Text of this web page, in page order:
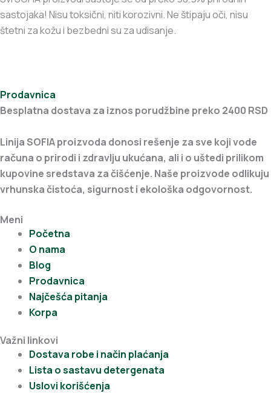
sastojaka! Nisu toksični, niti korozivni. Ne štipaju oči, nisu
štetni za kožu i bezbedni su za udisanje.
Prodavnica
Besplatna dostava za iznos porudžbine preko 2400 RSD
Linija SOFIA proizvoda donosi rešenje za sve koji vode
računa o prirodi i zdravlju ukućana, ali i o uštedi prilikom
kupovine sredstava za čišćenje. Naše proizvode odlikuju
vrhunska čistoća, sigurnost i ekološka odgovornost.
Meni
Početna
O nama
Blog
Prodavnica
Najčešća pitanja
Korpa
Važni linkovi
Dostava robe i način plaćanja
Lista o sastavu detergenata
Uslovi korišćenja